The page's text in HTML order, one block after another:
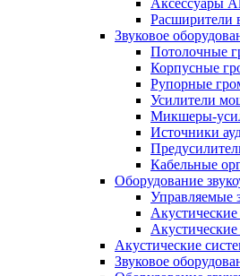
Аксессуары
Расширители
Звуковое
Потолочные
Корпусные
Рупорные
Усилители
Микшеры-
Источники
Кабельные
Оборудование
Управляемые
Акустические
Звуковое